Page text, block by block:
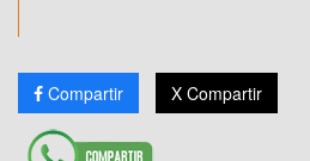
Compartir X Compartir